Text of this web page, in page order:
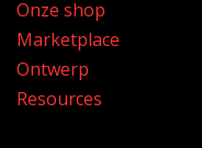
Onze shop
Marketplace
Ontwerp
Resources